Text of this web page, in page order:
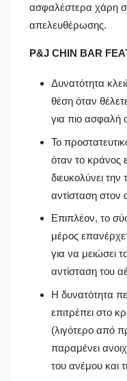
ασφαλέστερα χάρη
απελευθέρωσης.
P&J CHIN BAR
Δυνατότητα
θέση όταν
για πιο ασφαλή
Το
όταν το κράνος
διευκολύνει
αντίσταση στον
Επιπλέον, το
μέρος
για να μειώσει
αντίσταση του
Η δυνατότητα
επιτρέπει στο
(λιγότερο από
παραμένει
του ανέμου και